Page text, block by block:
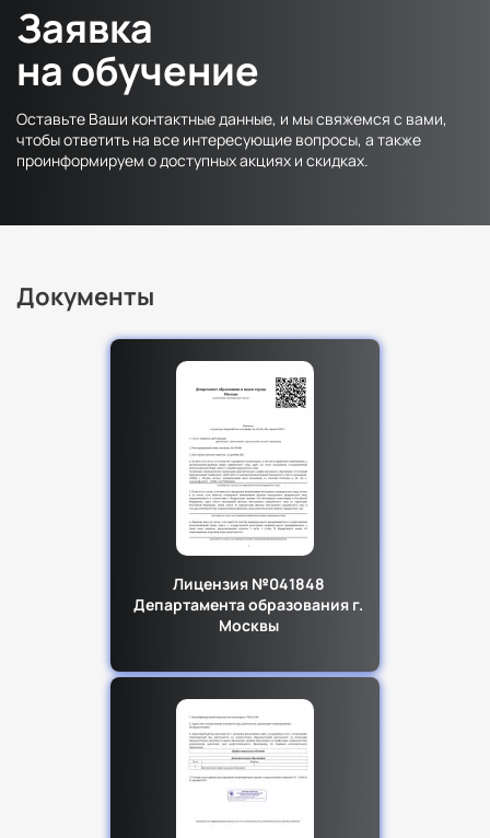
Заявка
на обучение
Оставьте Ваши контактные данные, и мы свяжемся с вами,
чтобы ответить на все интересующие вопросы, а также
проинформируем о доступных акциях и скидках.
Документы
Лицензия №041848
Департамента образования г.
Москвы